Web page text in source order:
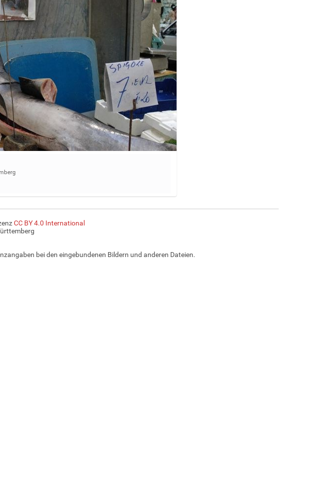
CC BY 4.0 International
bei den eingebundenen Bildern und anderen Dateien.